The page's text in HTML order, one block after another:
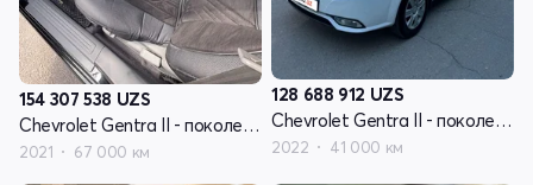
154 307 538 UZS
Chevrolet Gentra II - поколение
2021 67 000 км
128 688 912 UZS
Chevrolet Gentra II - поколение
2022 41 000 км